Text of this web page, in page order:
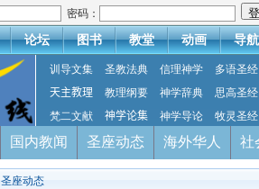
密码：
论坛 图书 教堂 动画 导航
训导文集 圣教法典 信理神学
多语圣经
天主教理
教理纲要 神学辞典
思高圣经
梵二文献
神学论集 神学导论 牧灵圣经
国内教闻 圣座动态 海外华人 社
圣座动态